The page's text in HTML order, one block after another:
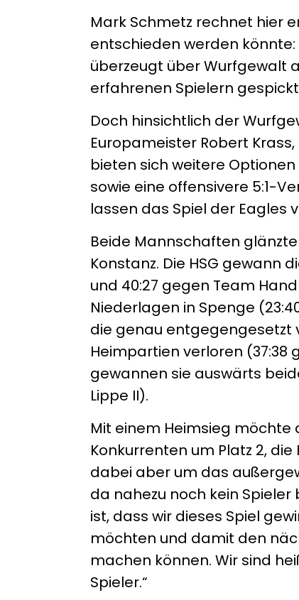
Mark Schmetz rechnet hier
entschieden werden
überzeugt über Wurfgewalt
erfahrenen Spielern
Doch hinsichtlich der
Europameister Robert
bieten sich weitere
sowie eine offensivere 5:1-
lassen das Spiel der Eagles
Beide Mannschaften
Konstanz. Die HSG gewann
und 40:27 gegen Team
Niederlagen in Spenge
die genau entgegengesetzt
Heimpartien verloren (37:38
gewannen sie auswärts
Lippe II).
Mit einem Heimsieg möchte
Konkurrenten um Platz 2,
dabei aber um das
da nahezu noch kein
ist, dass wir dieses Spiel
möchten und damit den
machen können. Wir sind
Spieler.“